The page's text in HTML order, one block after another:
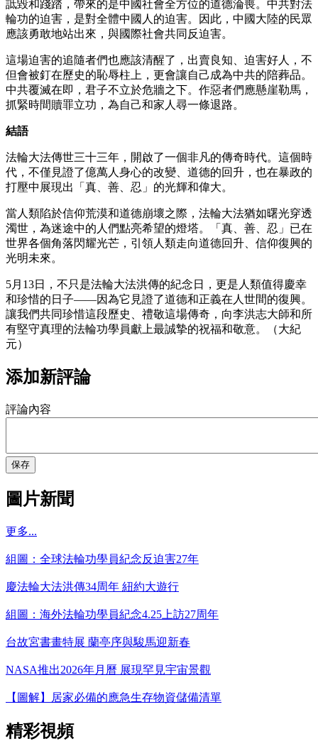
詆毀和踐踏，帶來的是中國社會全方位的道德淪喪。中共對法
輪功的迫害，是對全體中國人的迫害。因此，中國大陸的民眾
應該勇敢地站出來，與國際社會共同反迫害。
這場迫害的追隨者們也應該清醒了，出賣良知、迫害好人，不
但會被釘在歷史的恥辱柱上，更會讓自己成為中共的陪葬品。
中共覆滅在即，君子不立於危牆之下。作惡者們應懸崖勒馬，
抓緊時間贖罪立功，為自己和家人尋一條退路。
結語
法輪大法傳世三十三年，開啟了一個非凡的傳奇時代。這個時
代，不僅見證了億萬人身心的改變、道德的回升，也在暴政的
打壓中展現出「真、善、忍」的光輝和偉大。
當人類陷於信仰荒漠和道德崩壞之際，法輪大法猶如曙光穿透
濁世，為迷途中的人們點亮希望的燈塔。「真、善、忍」已在
世界各個角落閃耀光芒，引領人類走向道德回升、信仰復興的
光明未來。
5月13日，不只是法輪大法洪傳的紀念日，更是人類值得慶幸
和珍惜的日子——因為它見證了道德和正義在人世間的復興。
讓我們共同珍惜這段歷史、禮敬這場傳奇，向李洪志大師和所
有堅守真理的法輪功學員獻上最誠摯的祝福和敬意。（大紀
元）
添加新評論
評論內容
保存
圖片新聞
更多...
組圖：全球法輪功學員紀念反迫害27年
慶法輪大法洪傳34周年 紐約大遊行
組圖：海外法輪功學員紀念4.25上訪27周年
台故宮書畫特展 蘭亭序與駿馬迎新春
NASA推出2026年月曆 展現罕見宇宙景觀
【圖解】居家必備的應急生存物資儲備清單
精彩視頻